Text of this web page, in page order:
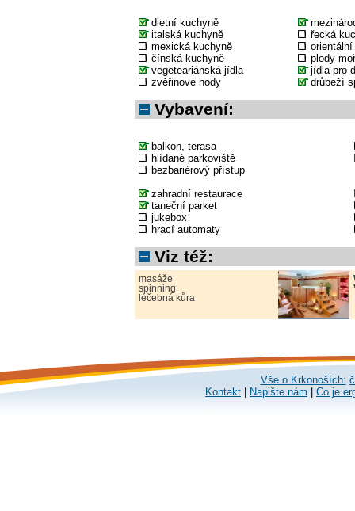
dietní kuchyně
italská kuchyně
řecká
mexická kuchyně
čínská kuchyně
plody
vegeteariánská jídla
jídla pro
zvěřinové hody
drůbeží
Vybavení:
balkon, terasa
hlídané parkoviště
bezbariérový přístup
zahradní restaurace
taneční parket
jukebox
hrací automaty
Viz též:
masáže
spinning
léčebná kůra
Vše o Krkonoších:
Kontakt
Napište nám Co je